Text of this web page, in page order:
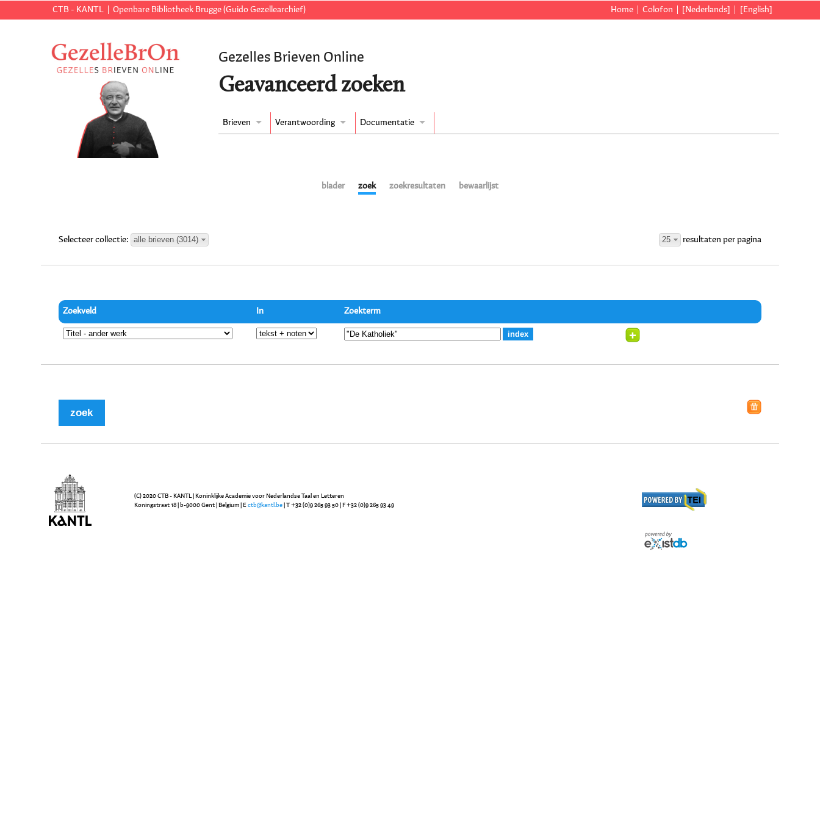
CTB - KANTL Openbare Bibliotheek Brugge (Guido Gezellearchief) Home Colofon [Nederlands] [English]
Gezelles Brieven Online
Geavanceerd zoeken
Brieven Verantwoording Documentatie
blader zoek zoekresultaten bewaarlijst
Selecteer collectie: alle brieven (3014) 25 resultaten per pagina
Zoekveld In Zoekterm
(C) 2020 CTB - KANTL | Koninklijke Academie voor Nederlandse Taal en Letteren
Koningstraat 18 | b-9000 Gent | Belgium | Ectb@kantl.be | T +32 (0)9 265 93 50 | F +32 (0)9 265 93 49